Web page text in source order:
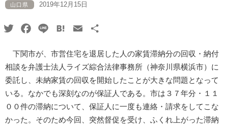
山口県 2019年12月15日
TwitterFacebook
Line HatenaEmail
下関市が、市営住宅を退居した人の家賃滞納分の回収・納付
相談を弁護士法人ライズ綜合法律事務所（神奈川県横浜市）に
委託し、未納家賃の回収を開始したことが大きな問題となって
いる。なかでも深刻なのが保証人である。市は３７年分・１１
００件の滞納について、保証人に一度も連絡・請求をしてこな
かった。そのため今回、突然督促を受け、ふくれ上がった滞納